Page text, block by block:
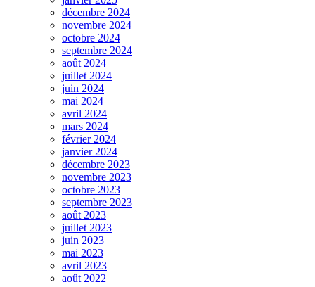
décembre 2024
novembre 2024
octobre 2024
septembre 2024
août 2024
juillet 2024
juin 2024
mai 2024
avril 2024
mars 2024
février 2024
janvier 2024
décembre 2023
novembre 2023
octobre 2023
septembre 2023
août 2023
juillet 2023
juin 2023
mai 2023
avril 2023
août 2022